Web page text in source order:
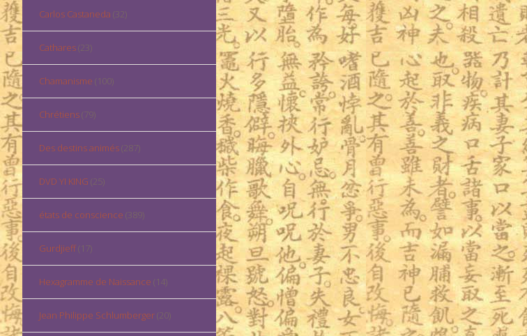
Carlos Castaneda (32)
Cathares(23)
Chamanisme (100)
Chrétiens(79)
Des destins animés(287)
DVD YI KING (25)
états de conscience (389)
Gurdjieff(17)
Hexagramme de Naissance (14)
Jean Philippe Schlumberger(20)